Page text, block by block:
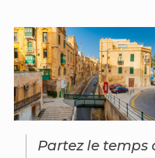
Partez le temps